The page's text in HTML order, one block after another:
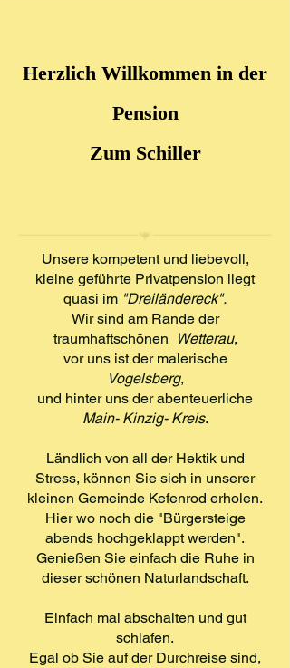
Herzlich Willkommen in der
Pension
Zum Schiller
Unsere kompetent und liebevoll,
kleine geführte Privatpension liegt
quasi im "Dreiländereck".
Wir sind am Rande der
traumhaftschönen
Wetterau,
vor uns ist der malerische
Vogelsberg,
und hinter uns der abenteuerliche
Main- Kinzig- Kreis.
Ländlich von all der Hektik und
Stress, können Sie sich in unserer
kleinen Gemeinde Kefenrod erholen.
Hier wo noch die "Bürgersteige
abends hochgeklappt werden".
Genießen Sie einfach die Ruhe in
dieser schönen Naturlandschaft.
Einfach mal abschalten und gut
schlafen.
Egal ob Sie auf der Durchreise sind,